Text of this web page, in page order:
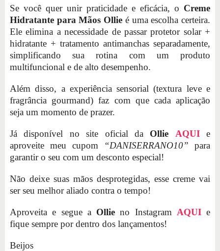
Se você quer unir praticidade e eficácia, o Creme
Hidratante para Mãos Ollie é uma escolha certeira.
Ele elimina a necessidade de passar protetor solar +
hidratante + tratamento antimanchas separadamente,
simplificando sua rotina com um produto
multifuncional e de alto desempenho.
Além disso, a experiência sensorial (textura leve e
fragrância gourmand) faz com que cada aplicação
seja um momento de prazer.
Já disponível no site oficial da Ollie AQUI e
aproveite meu cupom “DANISERRANO10” para
garantir o seu com um desconto especial!
Não deixe suas mãos desprotegidas, esse creme vai
ser seu melhor aliado contra o tempo!
Aproveita e segue a Ollie no Instagram AQUIe
fique sempre por dentro dos lançamentos!
Beijos